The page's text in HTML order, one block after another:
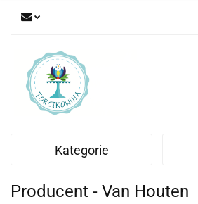
Kategorie
Producent - Van Houten